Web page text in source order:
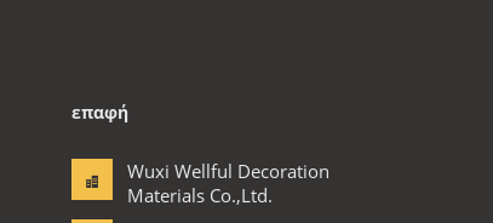
επαφή
Wuxi Wellful Decoration
Materials Co.,Ltd.